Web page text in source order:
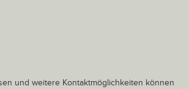
und weitere Kontaktmöglichkeiten können